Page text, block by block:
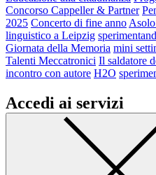
Concorso Cappeller & Partner
2025 Concerto di fine anno
linguistico a Leipzig
Giornata della Memoria mini
Talenti Meccatronici Il saldatore
incontro con autore H2O
Accedi ai servizi